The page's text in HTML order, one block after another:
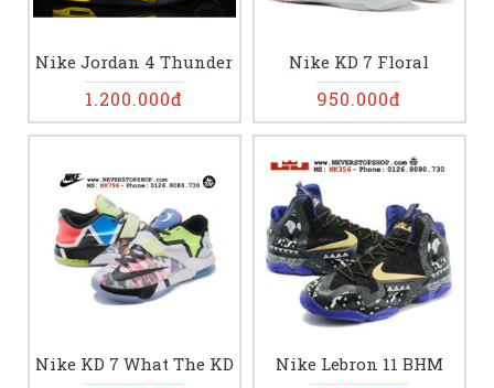
Nike Jordan 4 Thunder
1.200.000đ
Nike KD 7 Floral
950.000đ
Nike KD 7 What The KD Nike Lebron 11 BHM